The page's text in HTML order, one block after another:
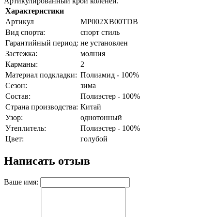
Характеристики
Артикул
MP002XB00TDB
Вид спорта:
спорт стиль
Гарантийный период: не установлен
Застежка:
молния
Карманы:
2
Материал подкладки: Полиамид - 100%
Сезон:
зима
Состав:
Полиэстер - 100%
Страна производства: Китай
Узор:
однотонный
Утеплитель:
Полиэстер - 100%
Цвет:
голубой
Написать отзыв
Ваше имя: